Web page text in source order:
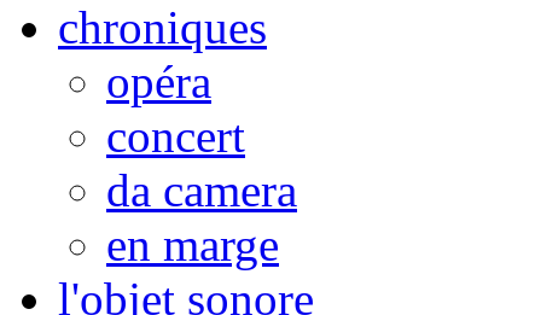
chroniques
opéra
concert
da camera
en marge
l'objet sonore